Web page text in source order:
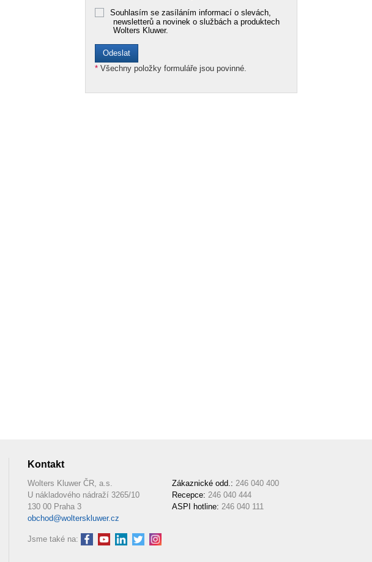
Souhlasím se zasíláním informací o slevách,
newsletterů a novinek o službách a produktech
Wolters Kluwer.
* Všechny položky formuláře jsou povinné.
Kontakt
Wolters Kluwer ČR, a.s.
U nákladového nádraží 3265/10
130 00 Praha 3
obchod@wolterskluwer.cz
Zákaznické odd.: 246 040 400
Recepce: 246 040 444
ASPI hotline: 246 040 111
Jsme také na: